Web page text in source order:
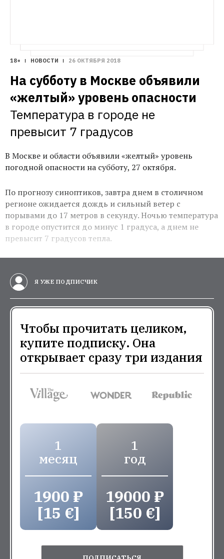
18+ НОВОСТИ 26 ОКТЯБРЯ 2018
На субботу в Москве объявили
«желтый» уровень опасности
Температура в городе не
превысит 7 градусов
В Москве и области объявили «желтый» уровень
погодной опасности на субботу, 27 октября.
По прогнозу синоптиков, завтра днем в столичном
регионе ожидается дождь и сильный ветер с
порывами до 17 метров в секунду. Ночью температура
в городе опустится до минус 1 градуса, а днем не
превысит 7 градусов тепла.
Я УЖЕ ПОДПИСЧИК
Чтобы прочитать целиком,
купите подписку. Она
открывает сразу три издания
1
месяц
1900 ₽
[15 €]
1
год
19000 ₽
[150 €]